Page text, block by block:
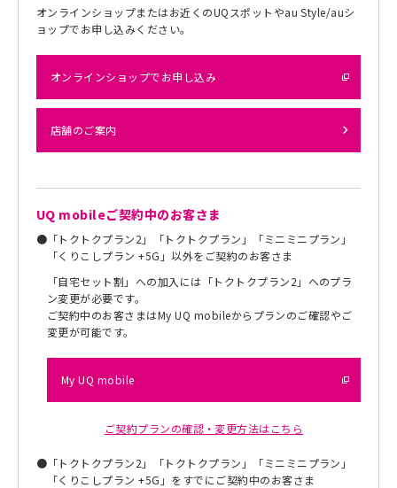
オンラインショップまたはお近くのUQスポットやau Style/auシ
ョップでお申し込みください。
オンラインショップでお申し込み
店舗のご案内
UQ mobileご契約中のお客さま
● 「トクトクプラン2」「トクトクプラン」「ミニミニプラン」
「くりこしプラン +5G」以外をご契約のお客さま
「自宅セット割」への加入には「トクトクプラン2」へのプラ
ン変更が必要です。
ご契約中のお客さまはMy UQ mobileからプランのご確認やご
変更が可能です。
My UQ mobile
ご契約プランの確認・変更方法はこちら
● 「トクトクプラン2」「トクトクプラン」「ミニミニプラン」
「くりこしプラン +5G」をすでにご契約中のお客さま